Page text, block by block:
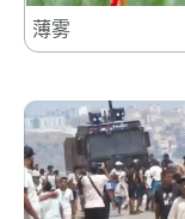
薄雾